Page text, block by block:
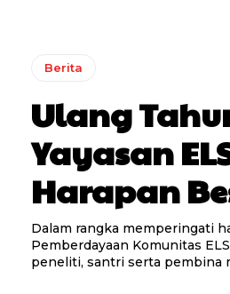
Berita
Ulang
Yayasan
Harapan
Dalam rangka memperingati
Pemberdayaan Komunitas
peneliti, santri serta pembina